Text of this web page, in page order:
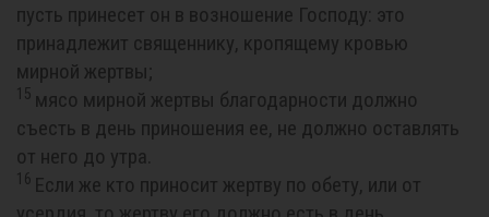
пусть принесет он в возношение Господу: это
принадлежит священнику, кропящему кровью
мирной жертвы;
15 мясо мирной жертвы благодарности должно
съесть в день приношения ее, не должно оставлять
от него до утра.
16 Если же кто приносит жертву по обету, или от